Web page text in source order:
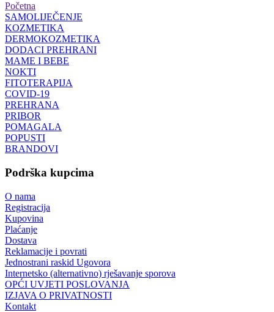
Početna
SAMOLIJEČENJE
KOZMETIKA
DERMOKOZMETIKA
DODACI PREHRANI
MAME I BEBE
NOKTI
FITOTERAPIJA
COVID-19
PREHRANA
PRIBOR
POMAGALA
POPUSTI
BRANDOVI
Podrška kupcima
O nama
Registracija
Kupovina
Plaćanje
Dostava
Reklamacije i povrati
Jednostrani raskid Ugovora
Internetsko (alternativno) rješavanje sporova
OPĆI UVJETI POSLOVANJA
IZJAVA O PRIVATNOSTI
Kontakt